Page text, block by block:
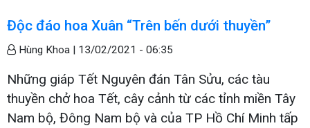
Độc đáo hoa Xuân “Trên bến dưới thuyền”
Hùng Khoa | 13/02/2021 - 06:35
Những giáp Tết Nguyên đán Tân Sửu, các tàu
thuyền chở hoa Tết, cây cảnh từ các tỉnh miền Tây
Nam bộ, Đông Nam bộ và của TP Hồ Chí Minh tấp